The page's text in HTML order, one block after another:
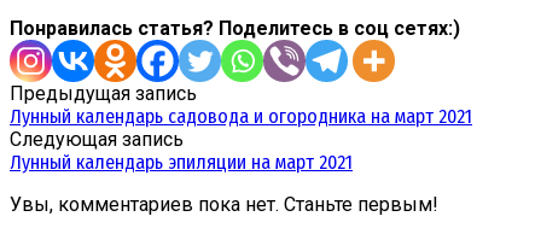
Понравилась статья? Поделитесь в соц сетях:)
Предыдущая запись
Лунный календарь садовода и огородника на март 2021
Следующая запись
Лунный календарь эпиляции на март 2021
Увы, комментариев пока нет. Станьте первым!